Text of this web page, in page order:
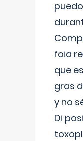
foia
que
gras
y no
Di